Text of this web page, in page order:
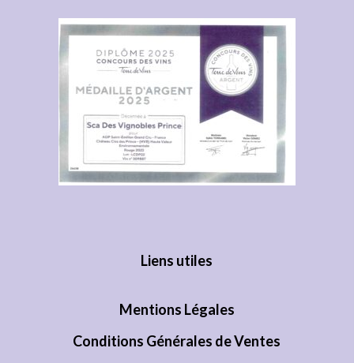
Liens utiles
Mentions Légales
Conditions Générales de Ventes